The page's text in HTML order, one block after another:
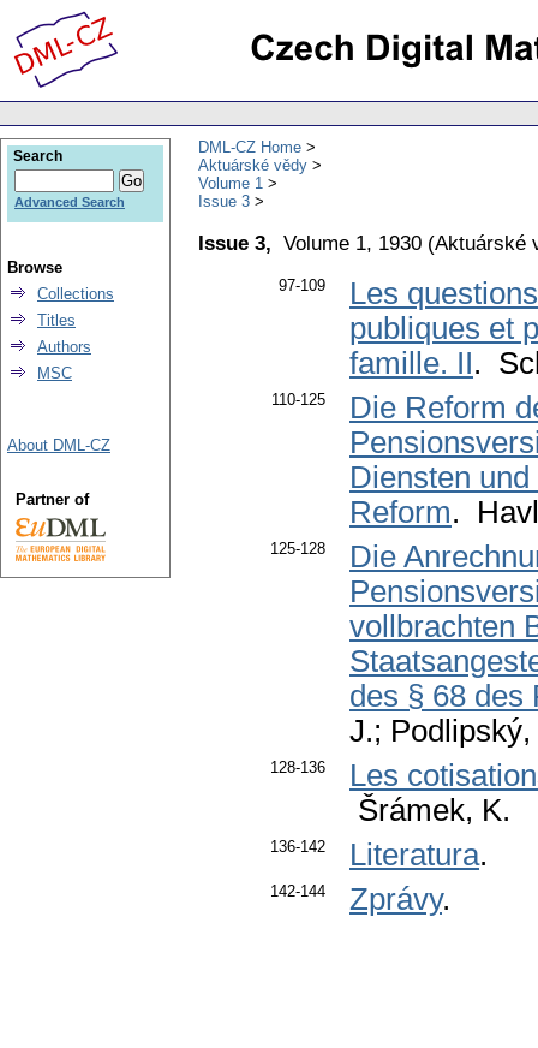
DML-CZ Home
Aktuárské vědy
Volume 1
Issue 3
Issue 3, Volume 1, 1930 (Aktuárské
97-109
Les
publiques et
famille. II.
110-125
Die Reform
Diensten
Reform.
125-128
Die
vollbrachten
des § 68 des
J.; Podlipský,
128-136
Les
Šrámek, K.
136-142 Literatura.
142-144 Zprávy.
Search
Advanced Search
Browse
Collections
Titles
Authors
MSC
About DML-CZ
Partner of